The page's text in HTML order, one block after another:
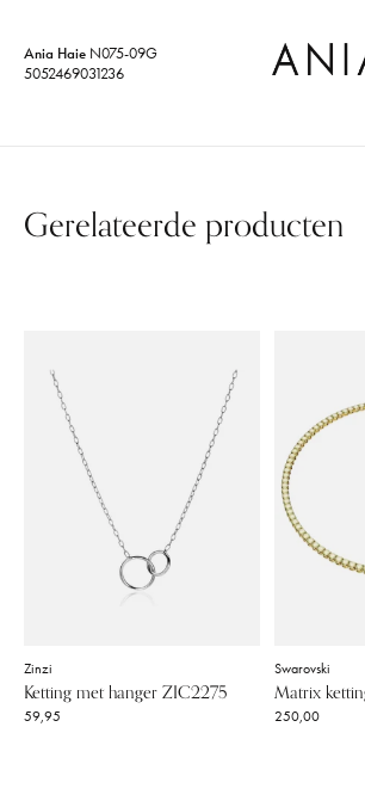
Ania Haie N075-09G
5052469031236
Gerelateerde producten
Zinzi
Ketting met hanger ZIC2275
59,95
Swarovski
Matrix
250,00